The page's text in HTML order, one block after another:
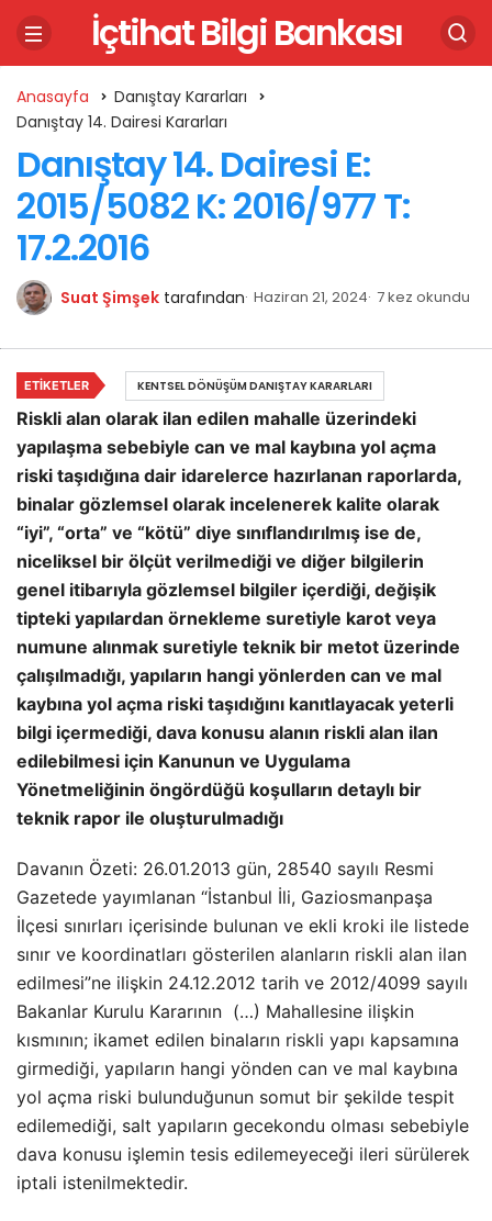
İçtihat Bilgi Bankası
Anasayfa
Danıştay Kararları
Danıştay 14. Dairesi Kararları
Danıştay 14. Dairesi E:
2015/5082 K: 2016/977 T:
17.2.2016
Suat Şimşek tarafından Haziran 21, 2024 7 kez okundu
Riskli alan olarak ilan edilen mahalle üzerindeki
yapılaşma sebebiyle can ve mal kaybına yol açma
riski taşıdığına dair idarelerce hazırlanan raporlarda,
binalar gözlemsel olarak incelenerek kalite olarak
“iyi”, “orta” ve “kötü” diye sınıflandırılmış ise de,
niceliksel bir ölçüt verilmediği ve diğer bilgilerin
genel itibarıyla gözlemsel bilgiler içerdiği, değişik
tipteki yapılardan örnekleme suretiyle karot veya
numune alınmak suretiyle teknik bir metot üzerinde
çalışılmadığı, yapıların hangi yönlerden can ve mal
kaybına yol açma riski taşıdığını kanıtlayacak yeterli
bilgi içermediği, dava konusu alanın riskli alan ilan
edilebilmesi için Kanunun ve Uygulama
Yönetmeliğinin öngördüğü koşulların detaylı bir
teknik rapor ile oluşturulmadığı
Davanın Özeti: 26.01.2013 gün, 28540 sayılı Resmi
Gazetede yayımlanan “İstanbul İli, Gaziosmanpaşa
İlçesi sınırları içerisinde bulunan ve ekli kroki ile listede
sınır ve koordinatları gösterilen alanların riskli alan ilan
edilmesi”ne ilişkin 24.12.2012 tarih ve 2012/4099 sayılı
Bakanlar Kurulu Kararının (…) Mahallesine ilişkin
kısmının; ikamet edilen binaların riskli yapı kapsamına
girmediği, yapıların hangi yönden can ve mal kaybına
yol açma riski bulunduğunun somut bir şekilde tespit
edilemediği, salt yapıların gecekondu olması sebebiyle
dava konusu işlemin tesis edilemeyeceği ileri sürülerek
iptali istenilmektedir.
ETIKETLER KENTSEL DÖNÜŞÜM DANIŞTAY KARARLARI